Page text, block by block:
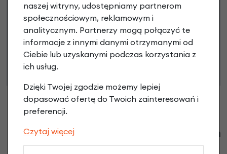
Niniejsza propozycja nie stanowi oferty w rozumieniu art.
66 Kodeksu Cywilnego. Ostateczna decyzja o warunkach
i przyznaniu kredytu zostanie podjęta po ocenie
zdolności kredytowej.
Klienci zadali następujące pytania o ten
produkt
naszej witryny, udostępniamy partnerom
społecznościowym, reklamowym i
analitycznym. Partnerzy mogą połączyć te
informacje z innymi danymi otrzymanymi od
Ciebie lub uzyskanymi podczas korzystania z
ich usług.
Dzięki Twojej zgodzie możemy lepiej
dopasować ofertę do Twoich zainteresowań i
preferencji.
Czytaj więcej